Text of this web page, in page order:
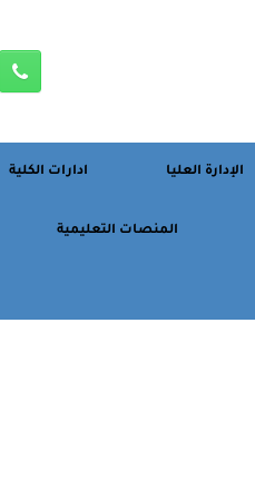
الإدارة العليا ادارات الكلية
المنصات التعليمية